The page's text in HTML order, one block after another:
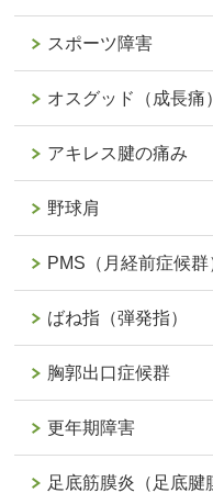
スポーツ障害
オスグッド（成長痛）
アキレス腱の痛み
野球肩
PMS（月経前症候群
ばね指（弾発指）
胸郭出口症候群
更年期障害
足底筋膜炎（足底腱